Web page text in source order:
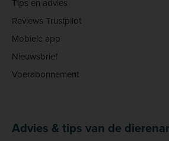
Tips en advies
Reviews Trustpilot
Mobiele app
Nieuwsbrief
Voerabonnement
Advies & tips van de